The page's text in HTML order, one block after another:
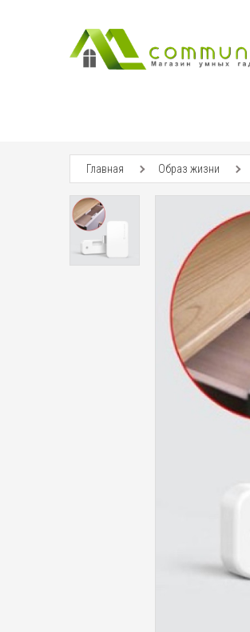
Главная Образ жизни